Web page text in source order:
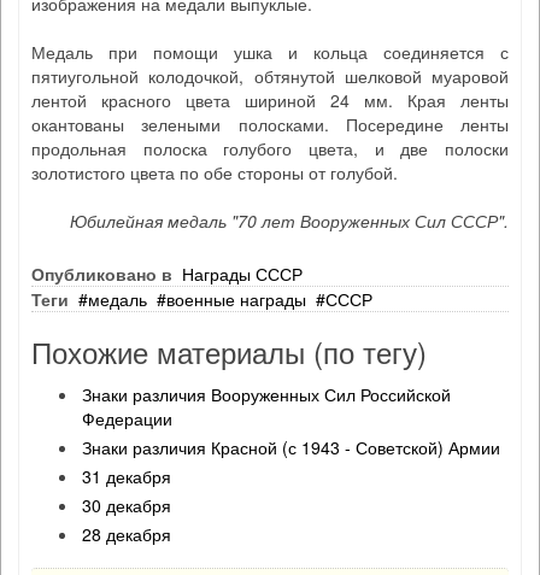
Медаль при помощи ушка и кольца соединяется с
пятиугольной колодочкой, обтянутой шелковой муаровой
лентой красного цвета шириной 24 мм. Края ленты
окантованы зелеными полосками. Посередине ленты
продольная полоска голубого цвета, и две полоски
золотистого цвета по обе стороны от голубой.
Юбилейная медаль "70 лет Вооруженных Сил СССР".
Опубликовано в Награды СССР
Теги
медаль военные награды СССР
Похожие материалы (по тегу)
Знаки различия Вооруженных Сил Российской
Федерации
Знаки различия Красной (с 1943 - Советской) Армии
31 декабря
30 декабря
28 декабря